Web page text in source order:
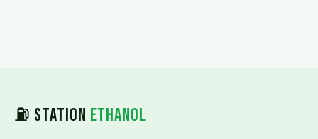
⛽ Station Ethanol